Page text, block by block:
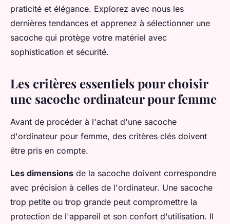
valentin• 11 avril 2024•3 min de lecture
praticité et élégance. Explorez avec nous les
dernières tendances et apprenez à sélectionner une
sacoche qui protège votre matériel avec
sophistication et sécurité.
Les critères essentiels pour choisir
une sacoche ordinateur pour femme
Avant de procéder à l'achat d'une sacoche
d'ordinateur pour femme, des critères clés doivent
être pris en compte.
Les dimensions de la sacoche doivent correspondre
avec précision à celles de l'ordinateur. Une sacoche
trop petite ou trop grande peut compromettre la
protection de l'appareil et son confort d'utilisation. Il